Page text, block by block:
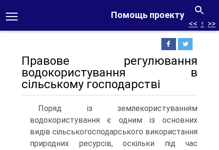
Помощь проекту
<< ↑ >>
Правове регулювання
водокористування в
сільському го­сподарстві
Поряд із землекористуванням
водокористування є одним із ос­новних
видів сільськогосподарського використання
природних ресур­сів, оскільки під час